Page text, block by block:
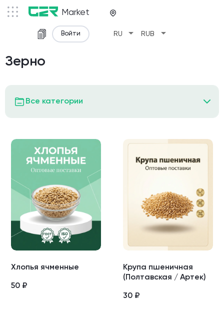
Market
RU arrow_drop_down RUB arrow_drop_down
Войти
Зерно
Все категории
Хлопья ячменные
50 ₽
Крупа пшеничная
(Полтавская / Артек)
30 ₽